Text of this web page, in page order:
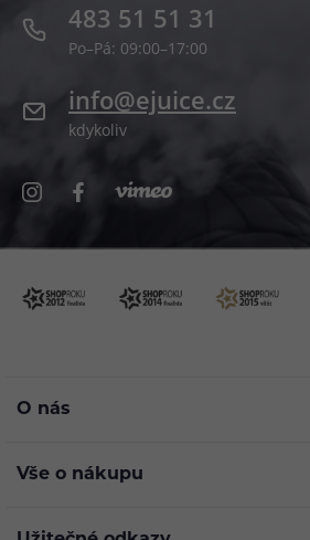
483 51 51 31
Po–Pá: 09:00–17:00
info@ejuice.cz
kdykoliv
O nás
Vše o nákupu